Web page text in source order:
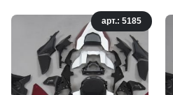
арт.: 5185